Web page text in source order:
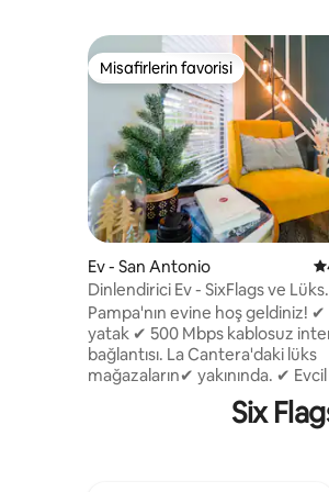
Misafirlerin favorisi
Misafirlerin favorisi
Ev - San Antonio 5
Dinlendirici Ev - SixFlags ve Lüks
Mağazalar Yanında King Yataklı
Pampa'nın evine hoş geldiniz! ✔ King
yatak ✔ 500 Mbps kablosuz
bağlantısı. La Cantera'daki lüks
mağazaların✔ yakınında. ✔
ücreti yok. ✔ Geniş yaşam alanı Alışveriş,
eğlence ve gurme yemeklerin
Six